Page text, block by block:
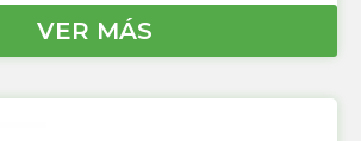
VER MÁS